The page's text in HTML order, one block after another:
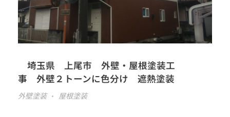
埼玉県 上尾市 外壁・屋根塗装工
事 外壁２トーンに色分け 遮熱塗装
外壁塗装 屋根塗装